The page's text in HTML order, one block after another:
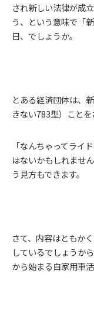
され新しい法律が成
う、という意味で「
日、でしょうか。
とある経済団体は、
きない783型）ことを
「なんちゃってライ
はないかもしれませ
う見方もできます。
さて、内容はともか
しているでしょうか
から始まる自家用車